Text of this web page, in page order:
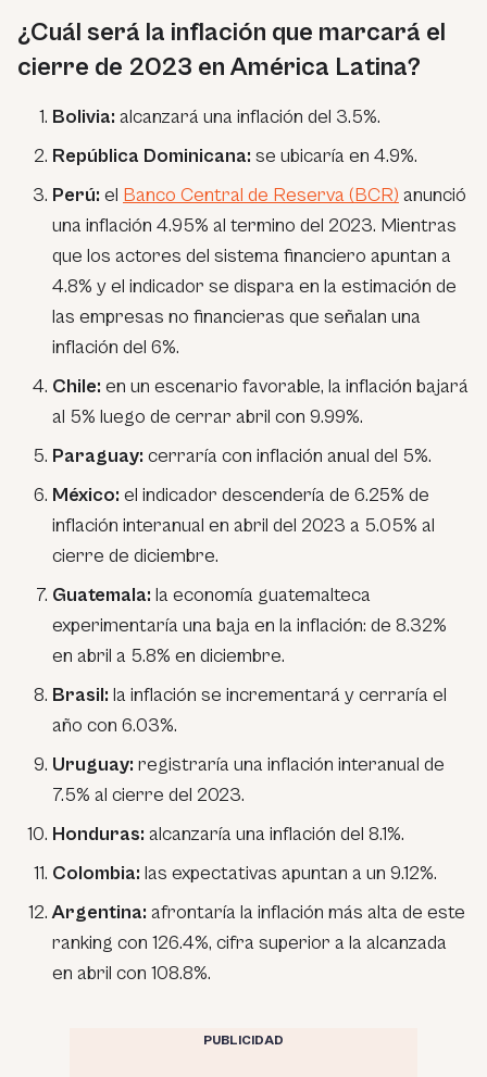
¿Cuál será la inflación que marcará el
cierre de 2023 en América Latina?
Bolivia: alcanzará una inflación del 3.5%.
República Dominicana: se ubicaría en 4.9%.
Perú: el Banco Central de Reserva (BCR) anunció
una inflación 4.95% al termino del 2023. Mientras
que los actores del sistema financiero apuntan a
4.8% y el indicador se dispara en la estimación de
las empresas no financieras que señalan una
inflación del 6%.
Chile: en un escenario favorable, la inflación bajará
al 5% luego de cerrar abril con 9.99%.
Paraguay: cerraría con inflación anual del 5%.
México: el indicador descendería de 6.25% de
inflación interanual en abril del 2023 a 5.05% al
cierre de diciembre.
Guatemala: la economía guatemalteca
experimentaría una baja en la inflación: de 8.32%
en abril a 5.8% en diciembre.
Brasil: la inflación se incrementará y cerraría el
año con 6.03%.
Uruguay: registraría una inflación interanual de
7.5% al cierre del 2023.
Honduras: alcanzaría una inflación del 8.1%.
Colombia: las expectativas apuntan a un 9.12%.
Argentina: afrontaría la inflación más alta de este
ranking con 126.4%, cifra superior a la alcanzada
en abril con 108.8%.
PUBLICIDAD